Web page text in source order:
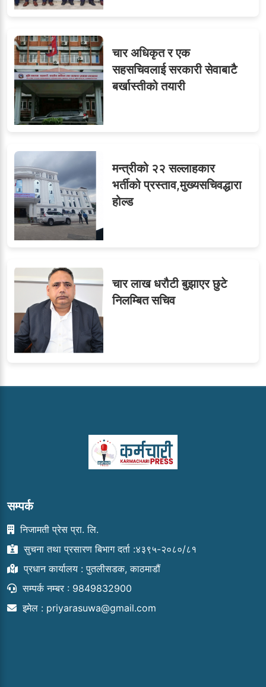
चार अधिकृत र एक
सहसचिवलाई सरकारी सेवाबाटै
बर्खास्तीको तयारी
मन्त्रीको २२ सल्लाहकार
भर्तीको प्रस्ताव,मुख्यसचिवद्धारा
होल्ड
चार लाख धरौटी बुझाएर छुटे
निलम्बित सचिव
सम्पर्क
निजामती प्रेस प्रा. लि.
सुचना तथा प्रसारण बिभाग दर्ता :४३९५-२०८०/८१
प्रधान कार्यालय : पुतलीसडक, काठमाडौं
सम्पर्क नम्बर : 9849832900
इमेल : priyarasuwa@gmail.com